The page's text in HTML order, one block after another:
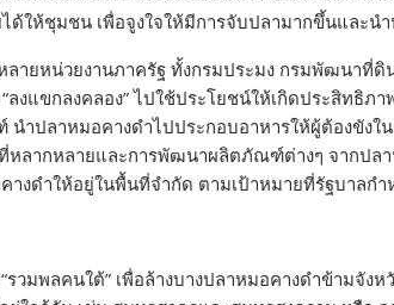
ได้ให้ชุมชน เพื่อจูงใจให้มีการจับปลามากขึ้นและน
ายหน่วยงานภาครัฐ ทั้งกรมประมง กรมพัฒนาที่
ลงแขกลงคลอง” ไปใช้ประโยชน์ให้เกิดประสิทธิ
ำปลาหมอคางดำไปประกอบอาหารให้ผู้ต้องขังใ
หลากหลายและการพัฒนาผลิตภัณฑ์ต่างๆ จากปล
างดำให้อยู่ในพื้นที่จำกัด ตามเป้าหมายที่รัฐบาลกำ
รวมพลคนใต้” เพื่อล้างบางปลาหมอคางดำข้ามจัง